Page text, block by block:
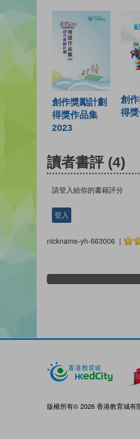
創作獎勵計劃
得獎作品集
2023
創
得
讀者書評 (4)
請登入給你的書籍評分
登入
nickname-yh-663006 |
版權所有© 2026 香港教育城有